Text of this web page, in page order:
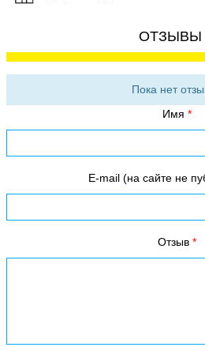
ОТЗЫВЫ
Пока нет
Имя
E-mail (на сайте не
Отзыв